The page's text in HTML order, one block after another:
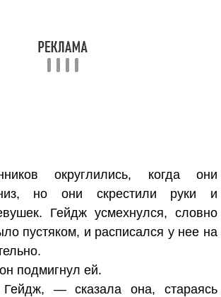
округлились, когда они
но они скрестили руки и
Гейдж усмехнулся, словно
пустяком, и расписался у нее на
подмигнул ей.
— сказала она, стараясь